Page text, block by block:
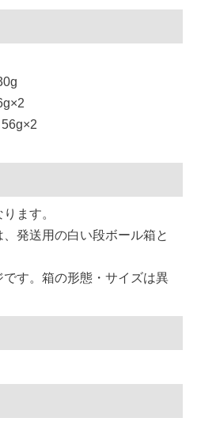
ます。
発送用の白い段ボール箱と
す。箱の形態・サイズは異